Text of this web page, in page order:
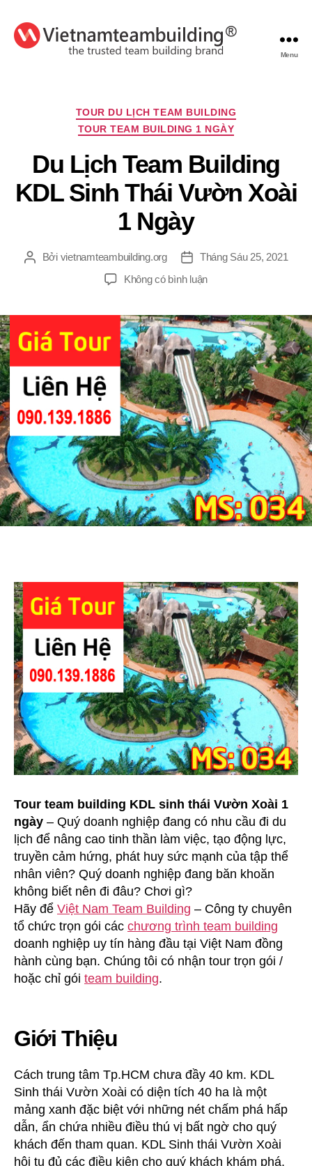
Menu
Chuyên
mục
TOUR DU LỊCH TEAM BUILDING
TOUR TEAM BUILDING 1 NGÀY
Du Lịch Team Building
KDL Sinh Thái Vườn Xoài
1 Ngày
TácBởi vietnamteambuilding.org
Ngày
đăng
Tháng Sáu 25, 2021
Không có bình luậnở
Team
Building
KDL
Sinh
Thái
Vườn
Xoài
1
Ngày
Tour team building KDL sinh thái Vườn Xoài 1
ngày – Quý doanh nghiệp đang có nhu cầu đi du
lịch để nâng cao tinh thần làm việc, tạo động lực,
truyền cảm hứng, phát huy sức mạnh của tập thể
nhân viên? Quý doanh nghiệp đang băn khoăn
không biết nên đi đâu? Chơi gì?
Hãy để Việt Nam Team Building – Công ty chuyên
tổ chức trọn gói các chương trình team building
doanh nghiệp uy tín hàng đầu tại Việt Nam đồng
hành cùng bạn. Chúng tôi có nhận tour trọn gói /
hoặc chỉ gói team building.
Giới Thiệu
Cách trung tâm Tp.HCM chưa đầy 40 km. KDL
Sinh thái Vườn Xoài có diện tích 40 ha là một
mảng xanh đặc biệt với những nét chấm phá hấp
dẫn, ẩn chứa nhiều điều thú vị bất ngờ cho quý
khách đến tham quan. KDL Sinh thái Vườn Xoài
hội tụ đủ các điều kiện cho quý khách khám phá,